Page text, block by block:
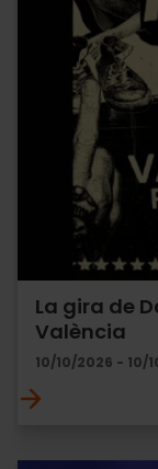
La gira de
València
10/10/2026 - 10/